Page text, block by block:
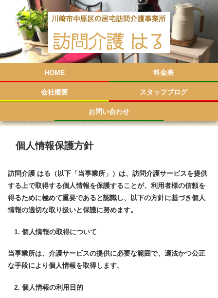
HOME 料金表
会社概要 スタッフブログ
お問い合わせ
個人情報保護方針
訪問介護 はる（以下「当事業所」）は、訪問介護サービスを提供
する上で取得する個人情報を保護することが、利用者様の信頼を
得るために極めて重要であると認識し、以下の方針に基づき個人
情報の適切な取り扱いと保護に努めます。
個人情報の取得について
当事業所は、介護サービスの提供に必要な範囲で、適法かつ公正
な手段により個人情報を取得します。
個人情報の利用目的